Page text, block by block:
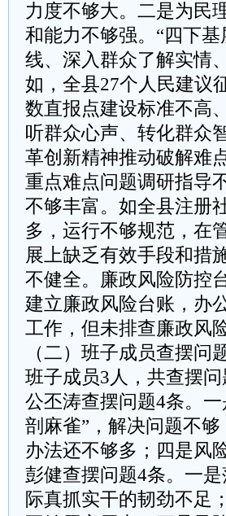
力度不够大。二是为民
和能力不够强。“四下
线、深入群众了解实情
如，全县27个人民建议
数直报点建设标准不高
听群众心声、转化群众
革创新精神推动破解难
重点难点问题调研指导
不够丰富。如全县注册
多，运行不够规范，在
展上缺乏有效手段和措
不健全。廉政风险防控
建立廉政风险台账，办
工作，但未排查廉政风
（二）班子成员查摆问
班子成员3人，共查摆问
公丕涛查摆问题4条。
剖麻雀”，解决问题不
办法还不够多；四是风
彭健查摆问题4条。一
际真抓实干的韧劲不足